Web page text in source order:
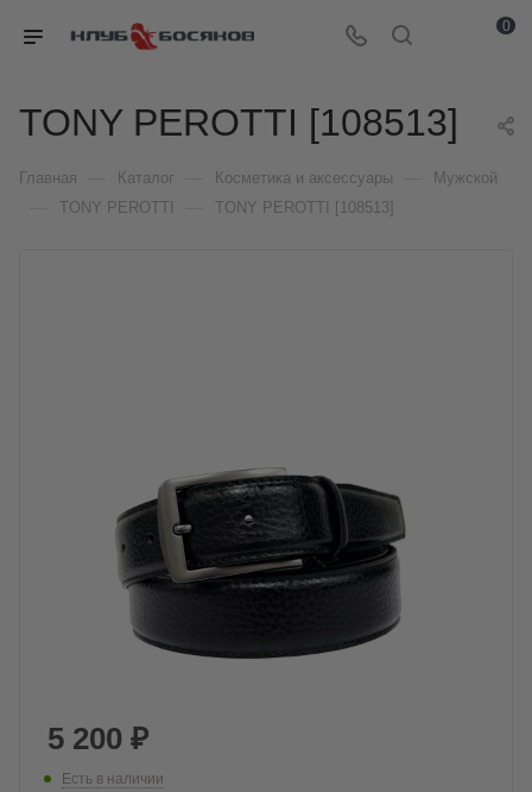
0
TONY PEROTTI [108513]
Главная Каталог Косметика и аксессуары Мужской
TONY PEROTTI TONY PEROTTI [108513]
5 200 ₽
Есть в наличии